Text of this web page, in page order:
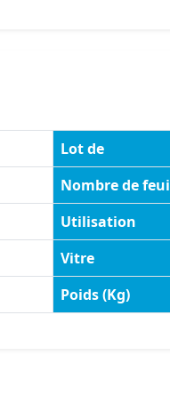
Lot de
Nombre de
Utilisation
Vitre
Poids (Kg)